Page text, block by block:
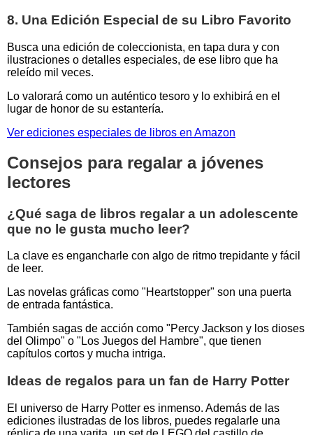
8. Una Edición Especial de su Libro Favorito
Busca una edición de coleccionista, en tapa dura y con
ilustraciones o detalles especiales, de ese libro que ha
releído mil veces.
Lo valorará como un auténtico tesoro y lo exhibirá en el
lugar de honor de su estantería.
Ver ediciones especiales de libros en Amazon
Consejos para regalar a jóvenes
lectores
¿Qué saga de libros regalar a un adolescente
que no le gusta mucho leer?
La clave es engancharle con algo de ritmo trepidante y fácil
de leer.
Las novelas gráficas como "Heartstopper" son una puerta
de entrada fantástica.
También sagas de acción como "Percy Jackson y los dioses
del Olimpo" o "Los Juegos del Hambre", que tienen
capítulos cortos y mucha intriga.
Ideas de regalos para un fan de Harry Potter
El universo de Harry Potter es inmenso. Además de las
ediciones ilustradas de los libros, puedes regalarle una